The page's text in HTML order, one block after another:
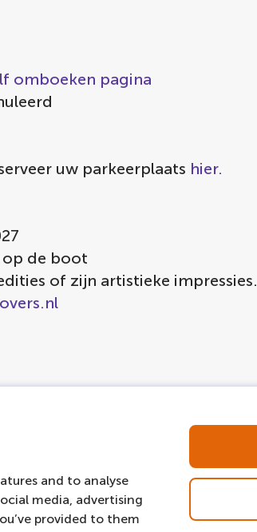
and to analyse
media, advertising
provided to them
omboeken pagina
uw parkeerplaats hier.
op de boot
of zijn artistieke impressies.